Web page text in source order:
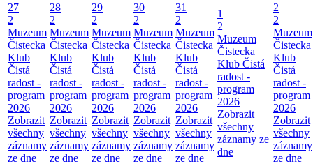
27
2
Muzeum
Čistecka
Klub
Čistá
radost -
program
2026
Zobrazit
všechny
záznamy
ze dne
28
2
Muzeum
Čistecka
Klub
Čistá
radost -
program
2026
Zobrazit
všechny
záznamy
ze dne
29
2
Muzeum
Čistecka
Klub
Čistá
radost -
program
2026
Zobrazit
všechny
záznamy
ze dne
30
2
Muzeum
Čistecka
Klub
Čistá
radost -
program
2026
Zobrazit
všechny
záznamy
ze dne
31
2
Muzeum
Čistecka
Klub
Čistá
radost -
program
2026
Zobrazit
všechny
záznamy
ze dne
1
2
Muzeum
Čistecka
Klub Čistá
radost -
program
2026
Zobrazit
všechny
záznamy ze
dne
2
2
Muzeum
Čistecka
Klub
Čistá
radost -
program
2026
Zobrazit
všechny
záznamy
ze dne